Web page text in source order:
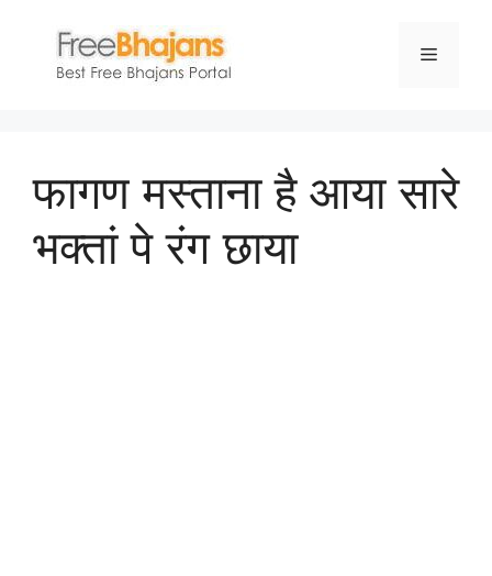
content
Menu
फागण मस्ताना है आया सारे
भक्तां पे रंग छाया